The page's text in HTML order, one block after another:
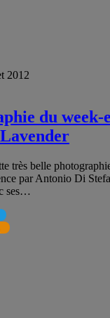
2012
du week-
très belle
par Antonio Di
ses…